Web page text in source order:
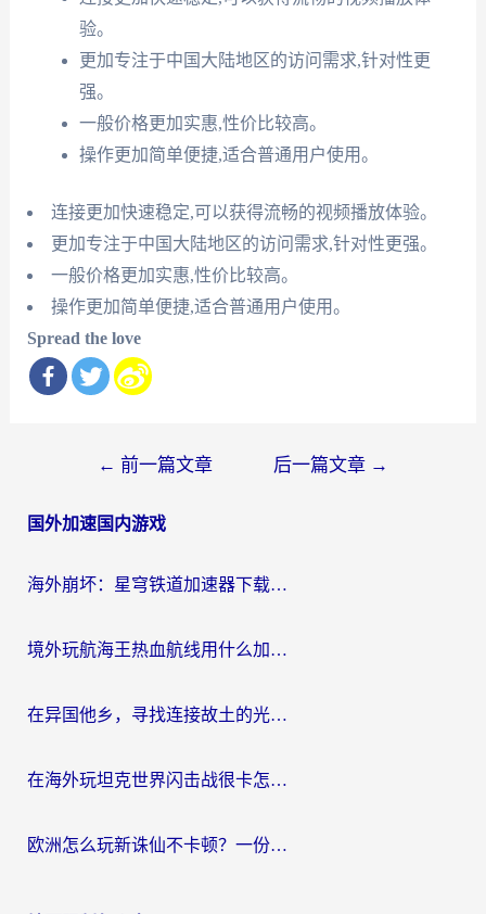
验。
更加专注于中国大陆地区的访问需求,针对性更
强。
一般价格更加实惠,性价比较高。
操作更加简单便捷,适合普通用户使用。
连接更加快速稳定,可以获得流畅的视频播放体验。
更加专注于中国大陆地区的访问需求,针对性更强。
一般价格更加实惠,性价比较高。
操作更加简单便捷,适合普通用户使用。
Spread the love
导
← 前一篇文章 后一篇文章 →
国外加速国内游戏
海外崩坏：星穹铁道加速器下载安装：一份给游子的终极网络指南
境外玩航海王热血航线用什么加速器？2026海外玩家实测最优方案（附欧洲问道堡垒前线加速技巧）
在异国他乡，寻找连接故土的光明大陆免费加速器
在海外玩坦克世界闪击战很卡怎么办？老玩家亲测有效的加速器选择指南
欧洲怎么玩新诛仙不卡顿？一份给海外游子的国服游戏畅玩指南